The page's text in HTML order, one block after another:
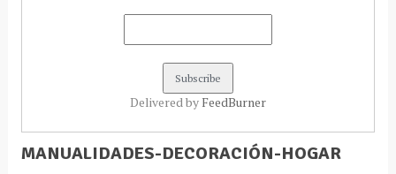
Delivered by FeedBurner
MANUALIDADES-DECORACIÓN-HOGAR